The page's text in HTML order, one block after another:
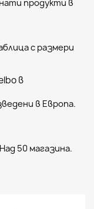
продукти в
с размери
в
в Европа.
50 магазина.